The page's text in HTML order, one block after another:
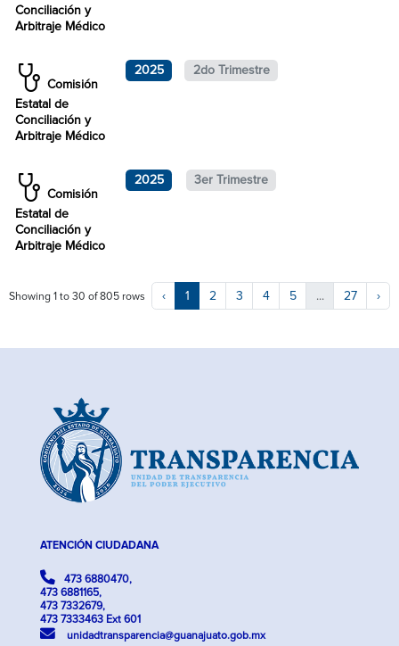
Conciliación y
Arbitraje Médico
Comisión
Estatal de
Conciliación y
Arbitraje Médico
2025 2do Trimestre
Comisión
Estatal de
Conciliación y
Arbitraje Médico
2025 3er Trimestre
Showing 1 to 30 of 805 rows ‹ 1 2 3 4 5 ... 27 ›
ATENCIÓN CIUDADANA
473 6880470,
473 6881165,
473 7332679,
473 7333463 Ext 601
unidadtransparencia@guanajuato.gob.mx